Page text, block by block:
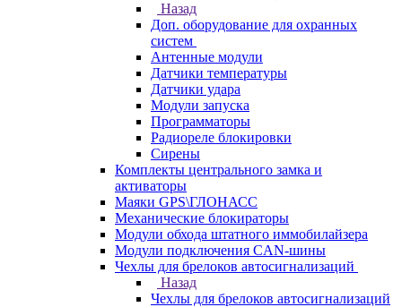
Назад
Доп. оборудование для охранных
систем
Антенные модули
Датчики температуры
Датчики удара
Модули запуска
Программаторы
Радиореле блокировки
Сирены
Комплекты центрального замка и
активаторы
Маяки GPS\ГЛОНАСС
Механические блокираторы
Модули обхода штатного иммобилайзера
Модули подключения CAN-шины
Чехлы для брелоков автосигнализаций
Назад
Чехлы для брелоков автосигнализаций